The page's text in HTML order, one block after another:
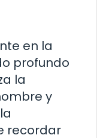
en la
profundo
la
y
recordar